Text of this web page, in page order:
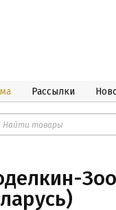
Рассылки